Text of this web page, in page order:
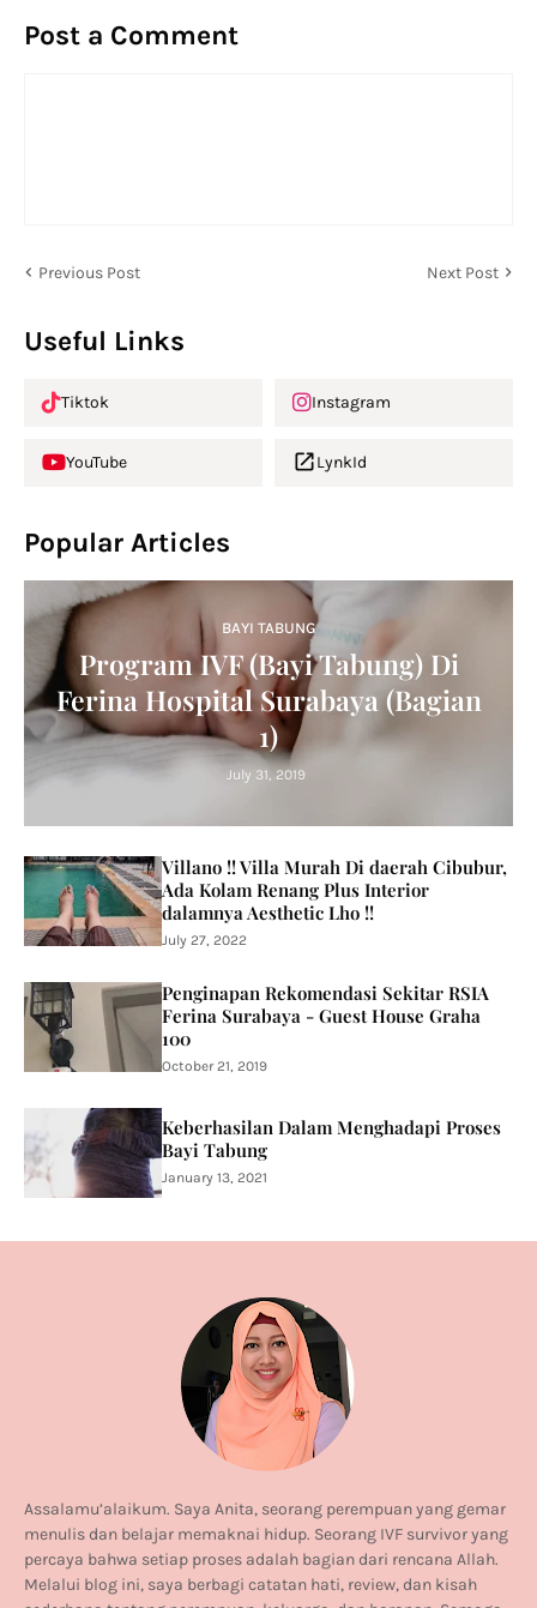
Post a Comment
Previous Post Next Post
Useful Links
Tiktok Instagram
YouTube LynkId
Popular Articles
BAYI TABUNG
Program IVF (Bayi Tabung) Di
Ferina Hospital Surabaya (Bagian
1)
July 31, 2019
Villano !! Villa Murah Di daerah Cibubur,
Ada Kolam Renang Plus Interior
dalamnya Aesthetic Lho !!
July 27, 2022
Penginapan Rekomendasi Sekitar RSIA
Ferina Surabaya - Guest House Graha
100
October 21, 2019
Keberhasilan Dalam Menghadapi Proses
Bayi Tabung
January 13, 2021
Assalamu’alaikum. Saya Anita, seorang perempuan yang gemar
menulis dan belajar memaknai hidup. Seorang IVF survivor yang
percaya bahwa setiap proses adalah bagian dari rencana Allah.
Melalui blog ini, saya berbagi catatan hati, review, dan kisah